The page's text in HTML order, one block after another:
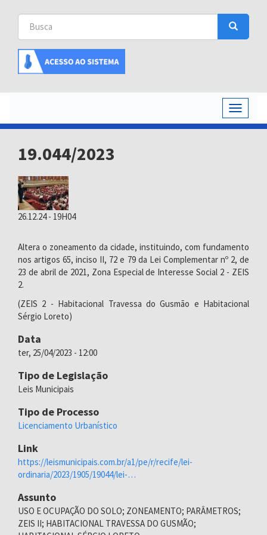
Buscar
Busca
Busca
Toggle
19.044/2023
26.12.24 - 19H04
Altera o zoneamento da cidade, instituindo, com fundamento
nos artigos 65, inciso II, 72 e 79 da Lei Complementar nº 2, de
23 de abril de 2021, Zona Especial de Interesse Social 2 - ZEIS
2.
(ZEIS 2 - Habitacional Travessa do Gusmão e Habitacional
Sérgio Loreto)
Data
ter, 25/04/2023 - 12:00
Tipo de Legislação
Leis Municipais
Tipo de Processo
Licenciamento Urbanístico
Link
https://leismunicipais.com.br/a1/pe/r/recife/lei-
ordinaria/2023/1905/19044/lei-…
Assunto
USO E OCUPAÇÃO DO SOLO; ZONEAMENTO; PARÂMETROS;
ZEIS II; HABITACIONAL TRAVESSA DO GUSMÃO;